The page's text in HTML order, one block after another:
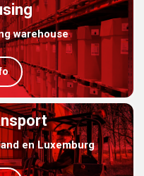
warehouse
en Luxemburg